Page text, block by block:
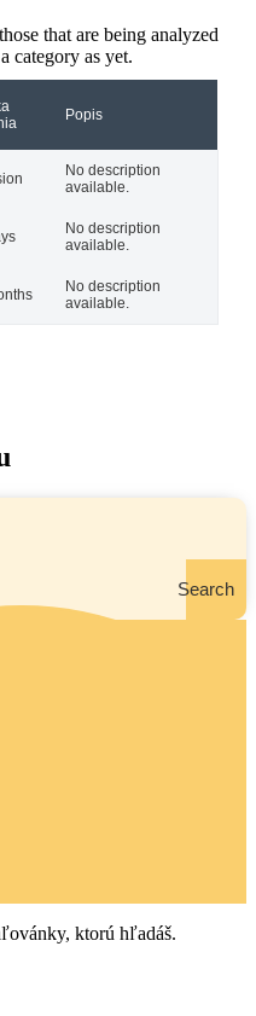
that are being analyzed
category as yet.
Popis
No description
available.
No description
available.
No description
available.
Search
ktorú hľadáš.